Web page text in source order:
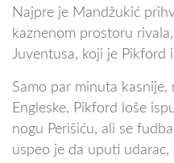
Najpre je Mandžukić
kaznenom prostoru
Juventusa, koji je Pikford
Samo par minuta
Engleske, Pikford loše
nogu Perišiću, ali se
uspeo je da uputi udarac,